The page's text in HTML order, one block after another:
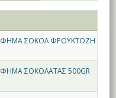
ΣΟΚΟΛ ΦΡΟΥΚΤΟΖΗ
ΣΟΚΟΛΑΤΑΣ 500GR